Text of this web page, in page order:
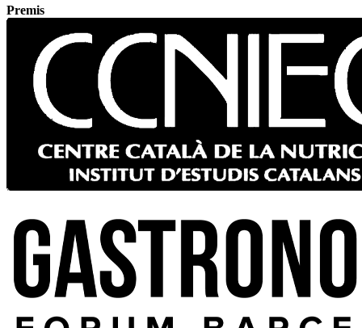
Premis